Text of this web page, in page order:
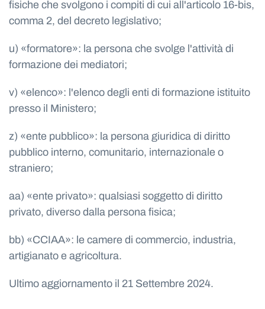
fisiche che svolgono i compiti di cui all'articolo 16-bis,
comma 2, del decreto legislativo;
u) «formatore»: la persona che svolge l'attività di
formazione dei mediatori;
v) «elenco»: l'elenco degli enti di formazione istituito
presso il Ministero;
z) «ente pubblico»: la persona giuridica di diritto
pubblico interno, comunitario, internazionale o
straniero;
aa) «ente privato»: qualsiasi soggetto di diritto
privato, diverso dalla persona fisica;
bb) «CCIAA»: le camere di commercio, industria,
artigianato e agricoltura.
Ultimo aggiornamento il 21 Settembre 2024.